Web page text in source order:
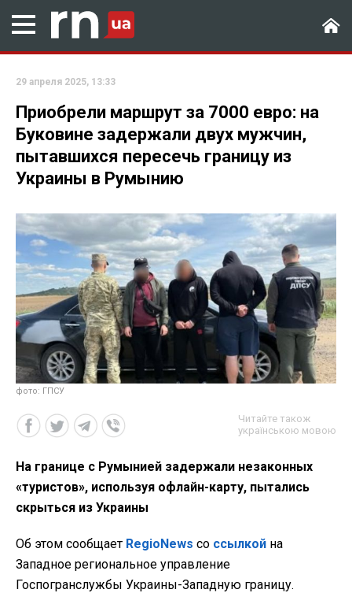
29 апреля 2025, 13:33
Приобрели маршрут за 7000 евро: на
Буковине задержали двух мужчин,
пытавшихся пересечь границу из
Украины в Румынию
фото: ГПСУ
Читайте також
українською мовою
На границе с Румынией задержали незаконных
«туристов», используя офлайн-карту, пытались
скрыться из Украины
Об этом сообщает RegioNews со ссылкой на
Западное региональное управление
Госпогранслужбы Украины-Западную границу.